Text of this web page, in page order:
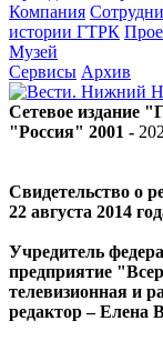
Компания
истории ГТРК
Музей
Сервисы Архив
Сетевое издание
"Россия" 2001 -
Свидетельство о
22 августа 2014
Учредитель
предприятие
телевизионная и
редактор – Елена